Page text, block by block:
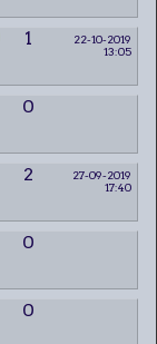
1
22-10-2019
13:05
0
2
27-09-2019
17:40
0
0